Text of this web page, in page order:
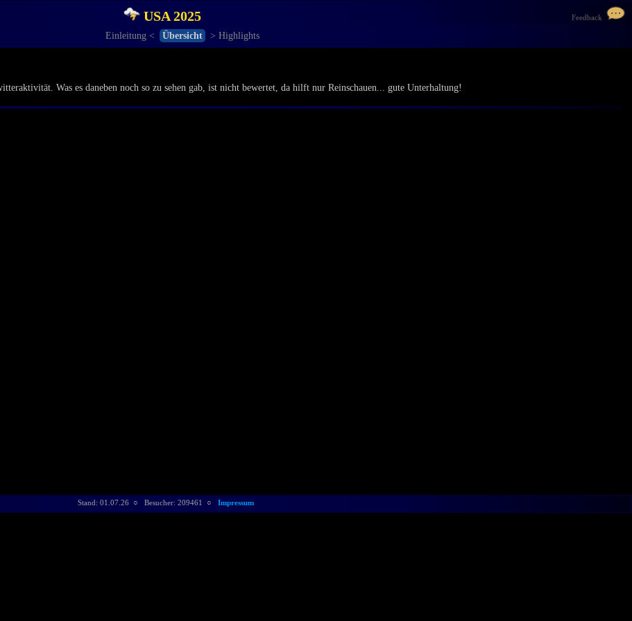
USA 2025 Feedback
Einleitung < Übersicht > Highlights
Was es daneben noch so zu sehen gab, ist nicht bewertet, da hilft nur Reinschauen... gute Unterhaltung!
Stand: 01.07.26 ○ Besucher: 209461 ○ Impressum